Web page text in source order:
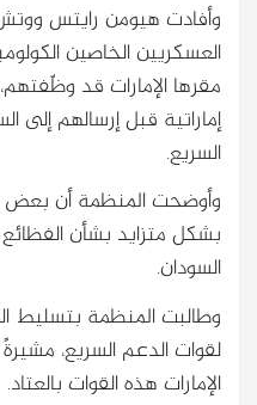
وأفادت هيومن رايتس
العسكريين الخاصين
مقرها الإمارات قد
إماراتية قبل إرسالهم إلى
السريع.
وأوضحت المنظمة أن بعض
بشكل متزايد بشأن
السودان.
وطالبت المنظمة بتسليط
لقوات الدعم السريع،
الإمارات هذه القوات بالعتاد.